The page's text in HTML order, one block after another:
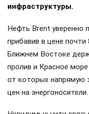
инфраструктуры.
Нефть Brent уверенно
прибавив в цене
Ближнем Востоке
пролив и Красное
от которых напрямую
цен на энергоносители.